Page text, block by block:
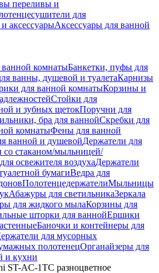
переливы и
для
аксессуарыАксессуары для ванной
ванной комнатыБанкетки, пуфы для
ванны, душевой и туалетаКарнизы
для ванной комнатыКорзины и
Стойки для
и зубных щетокПоручни для
бра для ваннойСкребки для
комнатыФены для ванной
ванной и душевойДержатели для
со стаканом/мыльницей/
освежителя воздухаДержатели
бумагиВедра для
ПолотенцедержателиМыльницы
Абажуры для светильникаЗеркала
для жидкого мылаКорзины для
шторки для ваннойЕршики
Баночки и контейнеры для
для мусорных
полотенецОрганайзеры для
и кухни
ST-AC-1TС разноцветное